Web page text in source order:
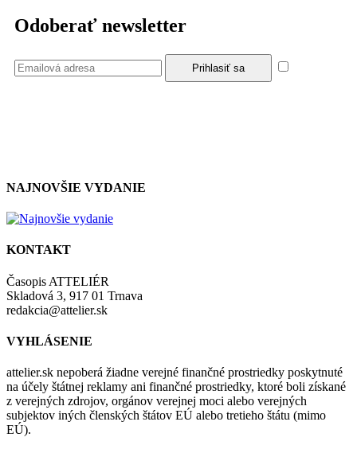
Odoberať newsletter
NAJNOVŠIE VYDANIE
KONTAKT
Časopis ATTELIÉR
Skladová 3, 917 01 Trnava
redakcia@attelier.sk
VYHLÁSENIE
attelier.sk nepoberá žiadne verejné finančné prostriedky poskytnuté
na účely štátnej reklamy ani finančné prostriedky, ktoré boli získané
z verejných zdrojov, orgánov verejnej moci alebo verejných
subjektov iných členských štátov EÚ alebo tretieho štátu (mimo
EÚ).